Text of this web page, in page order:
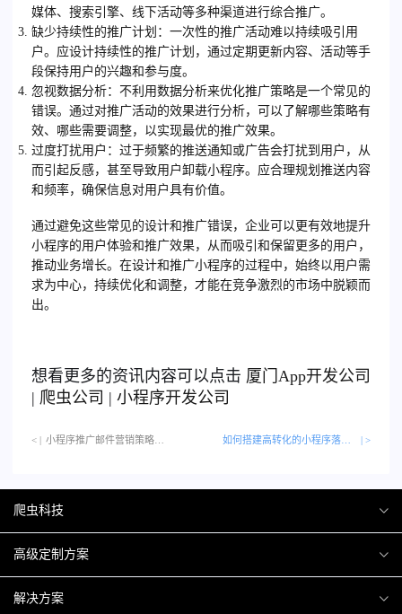
媒体、搜索引擎、线下活动等多种渠道进行综合推广。
缺少持续性的推广计划 ：一次性的推广活动难以持续吸引用
户。应设计持续性的推广计划，通过定期更新内容、活动等手
段保持用户的兴趣和参与度。
忽视数据分析：不利用数据分析来优化推广策略是一个常见的
错误。通过对推广活动的效果进行分析，可以了解哪些策略有
效、哪些需要调整，以实现最优的推广效果。
过度打扰用户 ：过于频繁的推送通知或广告会打扰到用户，从
而引起反感，甚至导致用户卸载小程序。应合理规划推送内容
和频率，确保信息对用户具有价值。
通过避免这些常见的设计和推广错误，企业可以更有效地提升
小程序的用户体验和推广效果，从而吸引和保留更多的用户，
推动业务增长。在设计和推广小程序的过程中，始终以用户需
求为中心，持续优化和调整，才能在竞争激烈的市场中脱颖而
出。
想看更多的资讯内容可以点击 厦门 App开发公司
| 爬虫公司 | 小程序开发公司
< | 小程序推广邮件营销策略… | >
爬虫科技
爬虫案例
关于爬虫
高级定制方案
H5互动营销
解决方案